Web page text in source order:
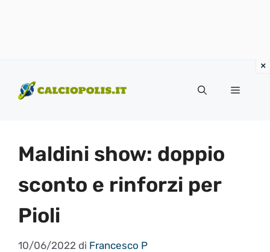
contenuto
Menu
Maldini show: doppio
sconto e rinforzi per
Pioli
10/06/2022 di Francesco P